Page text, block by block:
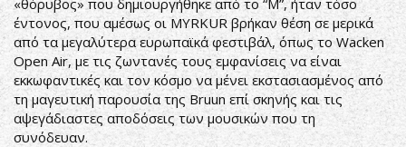
«θόρυβος» που δημιουργήθηκε από το “M”, ήταν τόσο
έντονος, που αμέσως οι MYRKUR βρήκαν θέση σε μερικά
από τα μεγαλύτερα ευρωπαϊκά φεστιβάλ, όπως το Wacken
Open Air, με τις ζωντανές τους εμφανίσεις να είναι
εκκωφαντικές και τον κόσμο να μένει εκστασιασμένος από
τη μαγευτική παρουσία της Bruun επί σκηνής και τις
αψεγάδιαστες αποδόσεις των μουσικών που τη
συνόδευαν.